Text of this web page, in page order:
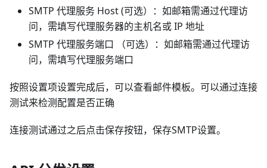
SMTP 代理服务 Host (可选）：如邮箱需通过代理访
问，需填写代理服务器的主机名或 IP 地址
SMTP 代理服务端口 （可选）：如邮箱需通过代理访
问，需填写代理服务端口
按照设置项设置完成后，可以查看邮件模板。可以通过连接
测试来检测配置是否正确
连接测试通过之后点击保存按钮，保存SMTP设置。